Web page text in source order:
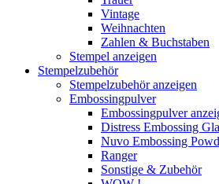
Vintage
Weihnachten
Zahlen & Buchstaben
Stempel anzeigen
Stempelzubehör
Stempelzubehör anzeigen
Embossingpulver
Embossingpulver
Distress Embossing
Nuvo Embossing
Ranger
Sonstige & Zubehör